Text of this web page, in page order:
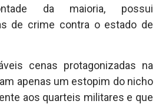
da maioria, possui
de crime contra o estado de
cenas protagonizadas na
apenas um estopim do nicho
aos quarteis militares e que